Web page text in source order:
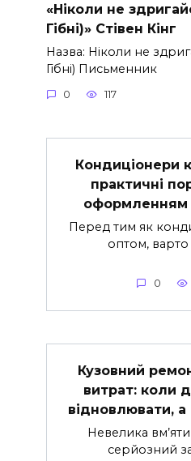
«Ніколи не
Гібні)» Стівен Кінг
Назва: Ніколи не
Гібні) Письменник
0 117
Кондиціонери
практичні
оформленням
Перед тим як
оптом, варто
0
Кузовний
витрат: коли
відновлювати, а
Невелика
серйозний